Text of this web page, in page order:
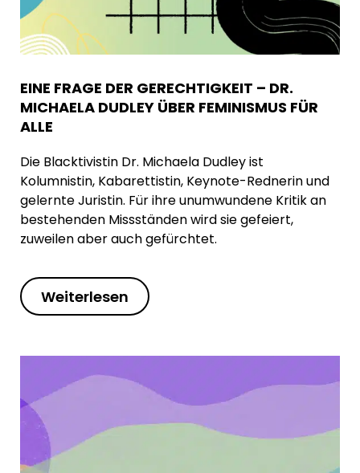
EINE FRAGE DER GERECHTIGKEIT – DR.
MICHAELA DUDLEY ÜBER FEMINISMUS FÜR
ALLE
Die Blacktivistin Dr. Michaela Dudley ist
Kolumnistin, Kabarettistin, Keynote-Rednerin und
gelernte Juristin. Für ihre unumwundene Kritik an
bestehenden Missständen wird sie gefeiert,
zuweilen aber auch gefürchtet.
Weiterlesen